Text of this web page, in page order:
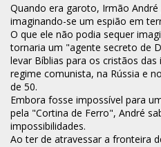
Quando era garoto, Irmão
imaginando-se um espião em
O que ele não podia sequer
tornaria um "agente secreto de
levar Bíblias para os cristãos
regime comunista, na Rússia e
de 50.
Embora fosse impossível para
pela "Cortina de Ferro", André
impossibilidades.
Ao ter de atravessar a fronteira